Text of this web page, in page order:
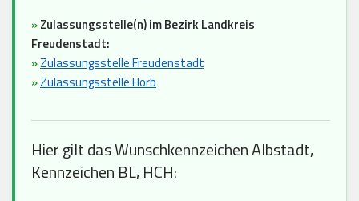
»Zulassungsstelle(n) im Bezirk Landkreis
Freudenstadt:
»Zulassungsstelle Freudenstadt
»Zulassungsstelle Horb
Hier gilt das Wunschkennzeichen Albstadt,
Kennzeichen BL, HCH: